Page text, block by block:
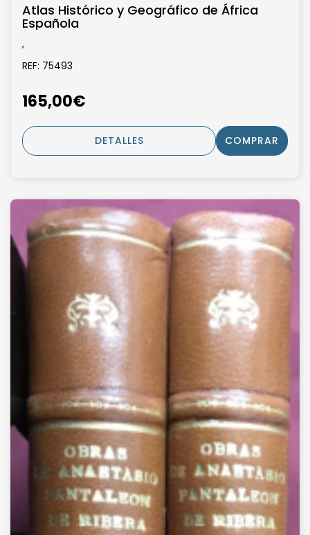
Atlas Histórico y Geográfico de África
Española
,
REF: 75493
165,00€
DETALLES COMPRAR